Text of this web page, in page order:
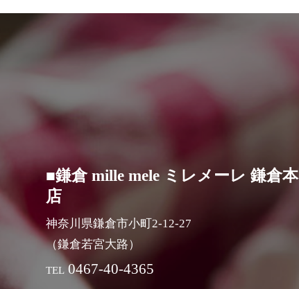
■鎌倉 mille mele ミレメーレ 鎌倉本
店
神奈川県鎌倉市小町2-12-27
（鎌倉若宮大路）
TEL 0467-40-4365